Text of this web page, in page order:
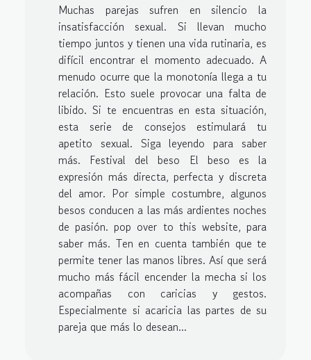
Muchas parejas sufren en silencio la
insatisfacción sexual. Si llevan mucho
tiempo juntos y tienen una vida rutinaria, es
difícil encontrar el momento adecuado. A
menudo ocurre que la monotonía llega a tu
relación. Esto suele provocar una falta de
libido. Si te encuentras en esta situación,
esta serie de consejos estimulará tu
apetito sexual. Siga leyendo para saber
más. Festival del beso El beso es la
expresión más directa, perfecta y discreta
del amor. Por simple costumbre, algunos
besos conducen a las más ardientes noches
de pasión. pop over to this website, para
saber más. Ten en cuenta también que te
permite tener las manos libres. Así que será
mucho más fácil encender la mecha si los
acompañas con caricias y gestos.
Especialmente si acaricia las partes de su
pareja que más lo desean...